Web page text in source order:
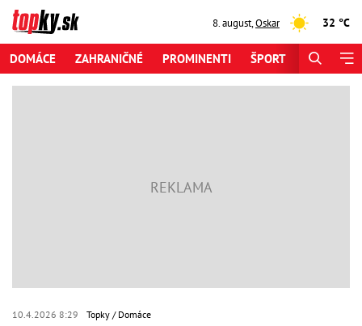
8. august,Oskar 32 °C
DOMÁCE ZAHRANIČNÉ PROMINENTI ŠPORT
10.4.2026 8:29 Topky Domáce